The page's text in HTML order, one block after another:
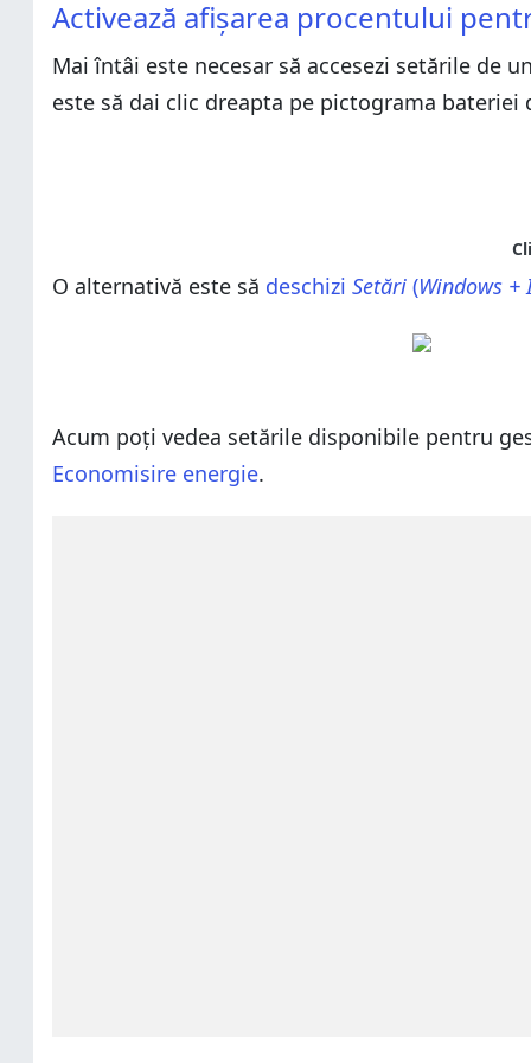
Cât te ține bateria pe laptopul tău?
Activează afișarea procentului
Mai întâi este necesar să accesezi setările de
este să dai clic dreapta pe pictograma
O alternativă este să deschizi Setări (Windows +
Acum poți vedea setările disponibile pentru
Economisire energie.